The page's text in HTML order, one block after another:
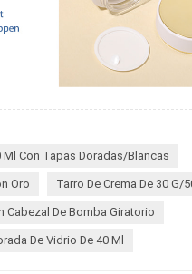
Ml Con Tapas Doradas/blancas
Oro Tarro De Crema De 30 G/
Cabezal De Bomba Giratorio
De Vidrio De 40 Ml